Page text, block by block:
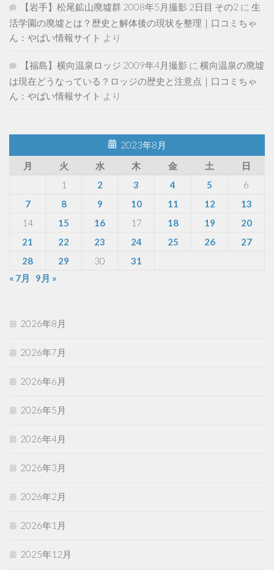
【岩手】松尾鉱山廃墟群 2008年5月撮影 2日目 その2 に 生
活学園の廃墟とは？歴史と解体後の現状を整理｜口コミちゃ
ん：やばい情報サイト より
【福島】横向温泉ロッジ 2009年4月撮影 に 横向温泉の廃墟
は現在どうなっている？ロッジの歴史と注意点｜口コミちゃ
ん：やばい情報サイト より
2023年8月
月
火 水 木 金 土
日
1
2 3 4 5
6
7
8 9 10 11 12
13
14
15 16 17 18 19
20
21
22 23 24 25 26
27
28
29 30
31
« 7月
9月 »
2026年8月
2026年7月
2026年6月
2026年5月
2026年4月
2026年3月
2026年2月
2026年1月
2025年12月